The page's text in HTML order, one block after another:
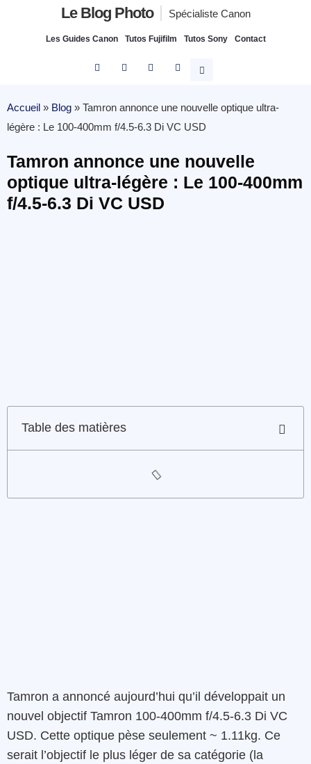
Le Blog Photo Spécialiste Canon
Les Guides Canon Tutos Fujifilm Tutos Sony Contact
Accueil » Blog » Tamron annonce une nouvelle optique ultra-
légère : Le 100-400mm f/4.5-6.3 Di VC USD
Tamron annonce une nouvelle
optique ultra-légère : Le 100-400mm
f/4.5-6.3 Di VC USD
Table des matières
Tamron a annoncé aujourd’hui qu’il développait un
nouvel objectif Tamron 100-400mm f/4.5-6.3 Di VC
USD. Cette optique pèse seulement ~ 1.11kg. Ce
serait l’objectif le plus léger de sa catégorie (la